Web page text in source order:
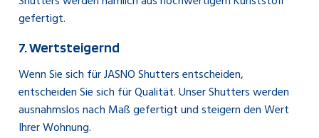
gefertigt.
7. Wertsteigernd
Wenn Sie sich für JASNO Shutters entscheiden,
entscheiden Sie sich für Qualität. Unser Shutters werden
ausnahmslos nach Maß gefertigt und steigern den Wert
Ihrer Wohnung.